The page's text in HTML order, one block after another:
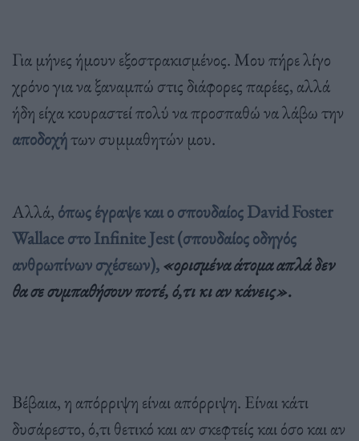
Για μήνες ήμουν εξοστρακισμένος. Μου πήρε λίγο
χρόνο για να ξαναμπώ στις διάφορες παρέες, αλλά
ήδη είχα κουραστεί πολύ να προσπαθώ να λάβω την
αποδοχήτων συμμαθητών μου.
Αλλά, όπως έγραψε και ο σπουδαίος David Foster
Wallace στο Infinite Jest (σπουδαίος οδηγός
ανθρωπίνων σχέσεων),«ορισμένα άτομα απλά δεν
θα σε συμπαθήσουν ποτέ, ό,τι κι αν κάνεις».
Βέβαια, η απόρριψη είναι απόρριψη. Είναι κάτι
δυσάρεστο, ό,τι θετικό και αν σκεφτείς και όσο και αν